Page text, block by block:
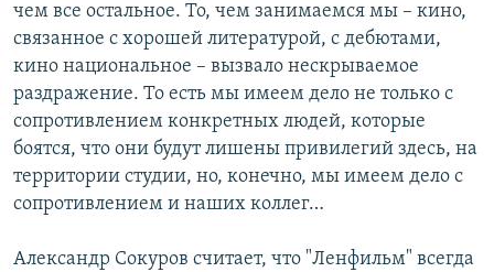
чем все остальное. То, чем занимаемся мы – кино,
связанное с хорошей литературой, с дебютами,
кино национальное – вызвало нескрываемое
раздражение. То есть мы имеем дело не только с
сопротивлением конкретных людей, которые
боятся, что они будут лишены привилегий здесь, на
территории студии, но, конечно, мы имеем дело с
сопротивлением и наших коллег…
Александр Сокуров считает, что "Ленфильм" всегда